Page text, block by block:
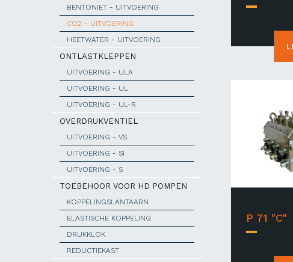
BENTONIET - UITVOERING
CO2 - UITVOERING
HEETWATER - UITVOERING
ONTLASTKLEPPEN
UITVOERING - ULA
UITVOERING - UL
UITVOERING - UL-R
OVERDRUKVENTIEL
UITVOERING - VS
UITVOERING - SI
UITVOERING - S
TOEBEHOOR VOOR HD POMPEN
KOPPELINGSLANTAARN
ELASTISCHE KOPPELING
DRUKKLOK
REDUCTIEKAST
P 71 "C"